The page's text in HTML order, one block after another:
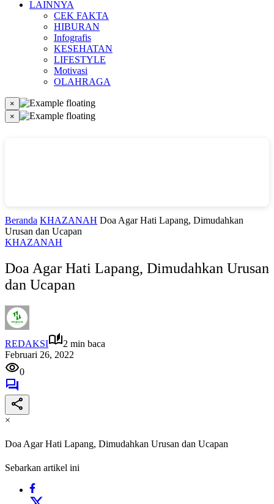
LAINNYA
CEK FAKTA
HIBURAN
Infografis
KESEHATAN
LIFESTYLE
Motivasi
OLAHRAGA
×
×
Beranda KHAZANAH Doa Agar Hati Lapang, Dimudahkan
Urusan dan Ucapan
KHAZANAH
Doa Agar Hati Lapang, Dimudahkan Urusan
dan Ucapan
REDAKSI
2 min baca
Februari 26, 2022
0
×
Doa Agar Hati Lapang, Dimudahkan Urusan dan Ucapan
Sebarkan artikel ini